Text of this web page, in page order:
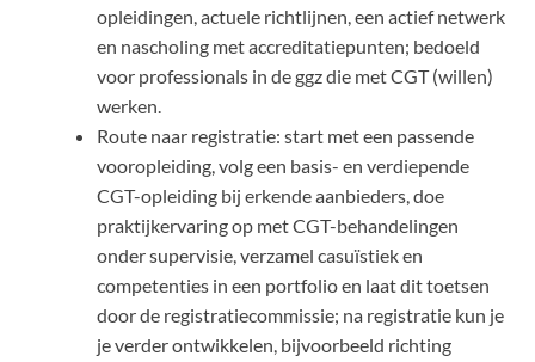
opleidingen, actuele richtlijnen, een actief netwerk
en nascholing met accreditatiepunten; bedoeld
voor professionals in de ggz die met CGT (willen)
werken.
Route naar registratie: start met een passende
vooropleiding, volg een basis- en verdiepende
CGT-opleiding bij erkende aanbieders, doe
praktijkervaring op met CGT-behandelingen
onder supervisie, verzamel casuïstiek en
competenties in een portfolio en laat dit toetsen
door de registratiecommissie; na registratie kun je
je verder ontwikkelen, bijvoorbeeld richting